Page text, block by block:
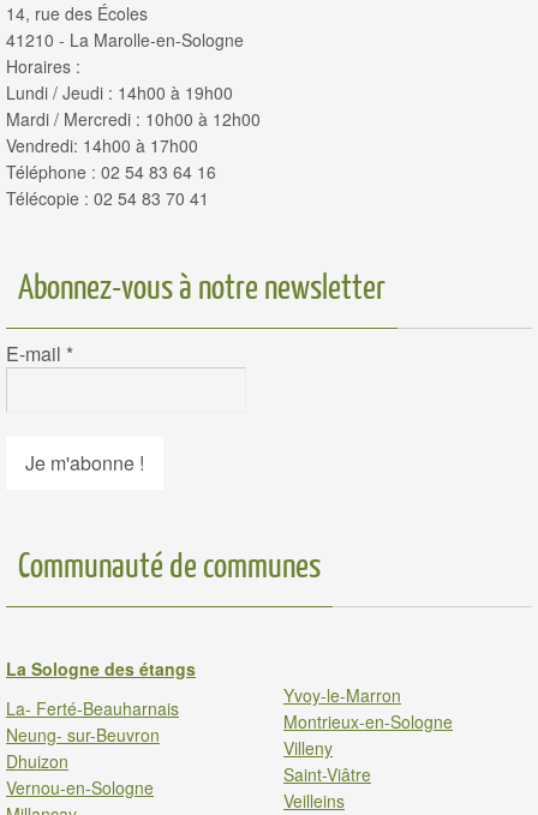
14, rue des Écoles
41210 - La Marolle-en-Sologne
Horaires :
Lundi / Jeudi : 14h00 à 19h00
Mardi / Mercredi : 10h00 à 12h00
Vendredi: 14h00 à 17h00
Téléphone : 02 54 83 64 16
Télécopie : 02 54 83 70 41
Abonnez-vous à notre newsletter
E-mail *
Communauté de communes
La Sologne des étangs
La- Ferté-Beauharnais
Neung- sur-Beuvron
Dhuizon
Vernou-en-Sologne
Yvoy-le-Marron
Montrieux-en-Sologne
Villeny
Saint-Viâtre
Veilleins